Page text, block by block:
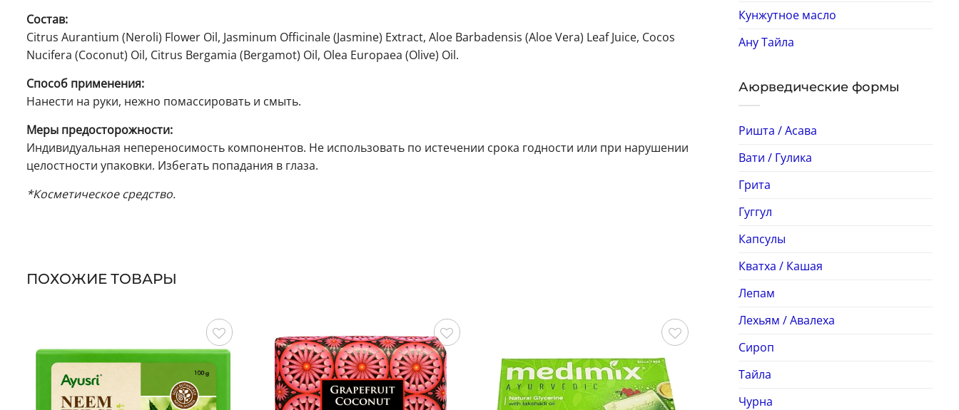
Кунжутное масло
Ану Тайла
Аюрведические формы
Ришта / Асава
Вати / Гулика
Грита
Гуггул
Капсулы
Кватха / Кашая
Лепам
Лехьям / Авалеха
Сироп
Тайла
Чурна
Состав:
Citrus Aurantium (Neroli) Flower Oil, Jasminum Officinale (Jasmine) Extract, Aloe Barbadensis (Aloe Vera) Leaf Juice, Cocos
Nucifera (Coconut) Oil, Citrus Bergamia (Bergamot) Oil, Olea Europaea (Olive) Oil.
Способ применения:
Нанести на руки, нежно помассировать и смыть.
Меры предосторожности:
Индивидуальная непереносимость компонентов. Не использовать по истечении срока годности или при нарушении
целостности упаковки. Избегать попадания в глаза.
*Косметическое средство.
ПОХОЖИЕ ТОВАРЫ
Сохранить Сохранить Сохранить